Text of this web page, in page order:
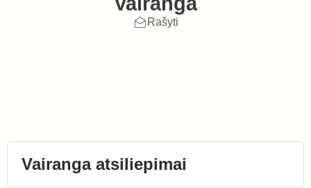
Rašyti
Vairanga atsiliepimai